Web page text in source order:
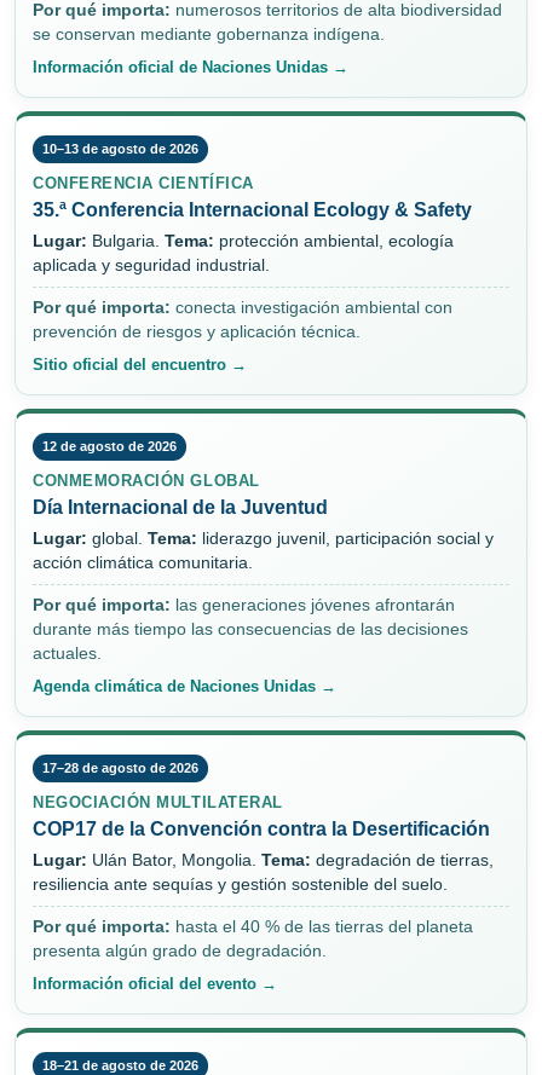
Por qué importa: numerosos territorios de alta biodiversidad
se conservan mediante gobernanza indígena.
Información oficial de Naciones Unidas →
10–13 de agosto de 2026
CONFERENCIA CIENTÍFICA
35.ª Conferencia Internacional Ecology & Safety
Lugar: Bulgaria. Tema: protección ambiental, ecología
aplicada y seguridad industrial.
Por qué importa: conecta investigación ambiental con
prevención de riesgos y aplicación técnica.
Sitio oficial del encuentro →
12 de agosto de 2026
CONMEMORACIÓN GLOBAL
Día Internacional de la Juventud
Lugar: global. Tema: liderazgo juvenil, participación social y
acción climática comunitaria.
Por qué importa: las generaciones jóvenes afrontarán
durante más tiempo las consecuencias de las decisiones
actuales.
Agenda climática de Naciones Unidas →
17–28 de agosto de 2026
NEGOCIACIÓN MULTILATERAL
COP17 de la Convención contra la Desertificación
Lugar: Ulán Bator, Mongolia. Tema: degradación de tierras,
resiliencia ante sequías y gestión sostenible del suelo.
Por qué importa: hasta el 40 % de las tierras del planeta
presenta algún grado de degradación.
Información oficial del evento →
18–21 de agosto de 2026